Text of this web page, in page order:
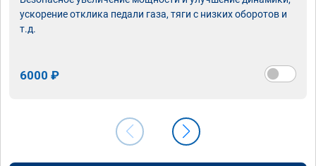
ускорение отклика педали газа, тяги с низких оборотов и
т.д.
6000 ₽